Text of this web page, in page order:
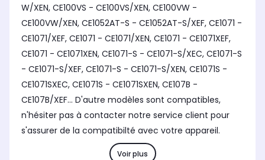
W/XEN, CE100VS - CE100VS/XEN, CE100VW -
CE100VW/XEN, CE1052AT-S - CE1052AT-S/XEF, CE1071 -
CE1071/XEF, CE1071 - CE1071/XEN, CE1071 - CE1071XEF,
CE1071 - CE1071XEN, CE1071-S - CE1071-S/XEC, CE1071-S
- CE1071-S/XEF, CE1071-S - CE1071-S/XEN, CE1071S -
CE1071SXEC, CE1071S - CE1071SXEN, CE107B -
CE107B/XEF... D'autre modèles sont compatibles,
n'hésiter pas à contacter notre service client pour
s'assurer de la compatibilté avec votre appareil.
Voir plus